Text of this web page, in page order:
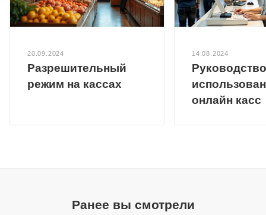
20.09.2024
Разрешительный
режим на кассах
14.08.2024
онлайн касс
Ранее вы смотрели